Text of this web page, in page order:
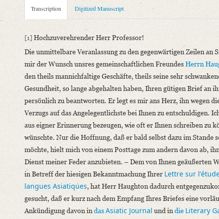
Metadata Concerning Header
Sender: Friedrich August Rosen
Recipient: August Wilhelm von Schlegel
Place of Dispatch: London
Place of Destination: Bonn
Date: 01.10.1832
Manuscript
Provider: Dresden, Sächsische Landesbibliothek - Staats- und
OAI Id: DE-611-35028
Classification Number: Mscr.Dresd.e.90,XIX,Bd.18,Nr.118
Number of Pages: 3 S. auf Doppelbl., hs. m. U. u. Adresse
Format: 23 x 19 cm
Incipit: „[1] Hochzuverehrender Herr Professor!
Die unmittelbare Veranlassung zu den gegenwärtigen Zeilen
Language
German
Transcription Digitized Manuscript
[1]Hochzuverehrender Herr Professor!
Die unmittelbare Veranlassung zu den gegenwärtigen Zeilen an
mir der Wunsch unsres gemeinschaftlichen FreundesHerrn
den theils mannichfaltige Geschäfte, theils seine sehr
Gesundheit, so lange abgehalten haben, Ihren gütigen Brief an
persönlich zu beantworten. Er legt es mir ans Herz, ihn wegen
Verzugs auf das Angelegentlichste bei Ihnen zu entschuldigen.
aus eigner Erinnerung bezeugen, wie oft er Ihnen schreiben zu
wünschte. Nur die Hoffnung, daß er bald selbst dazu im Stande
möchte, hielt mich von einem Posttage zum andern davon ab,
Dienst meiner Feder anzubieten. – Dem von Ihnen geäußerten
in Betreff der hiesigen Bekanntmachung Ihrer Lettre sur
langues Asiatiques, hat Herr Haughton dadurch
gesucht, daß er kurz nach dem Empfang Ihres Briefes eine
Ankündigung davon in dasAsiatic Journal und indie Literary